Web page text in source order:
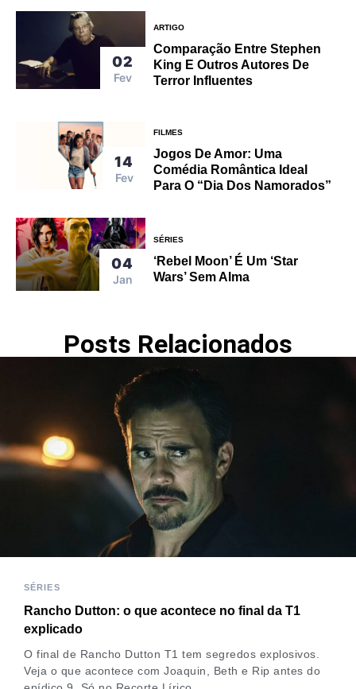
02
Fev
ARTIGO
Comparação Entre Stephen
King E Outros Autores De
Terror Influentes
14
Fev
FILMES
Jogos De Amor: Uma
Comédia Romântica Ideal
Para O “Dia Dos Namorados”
04
Jan
SÉRIES
‘Rebel Moon’ É Um ‘Star
Wars’ Sem Alma
Posts Relacionados
SÉRIES
Rancho Dutton: o que acontece no final da T1
explicado
O final de Rancho Dutton T1 tem segredos explosivos.
Veja o que acontece com Joaquin, Beth e Rip antes do